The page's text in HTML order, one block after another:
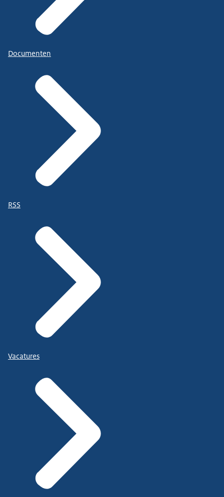
Documenten
RSS
Vacatures